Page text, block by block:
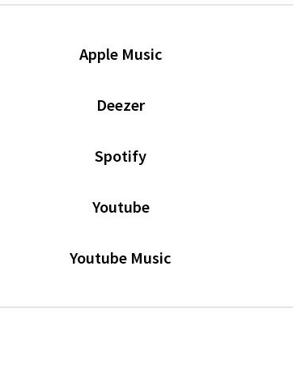
Apple Music
Deezer
Spotify
Youtube
Youtube Music